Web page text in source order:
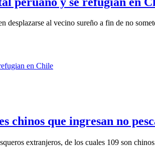
desplazarse al vecino sureño a fin de no
chinos que ingresan no
extranjeros, de los cuales 109 son